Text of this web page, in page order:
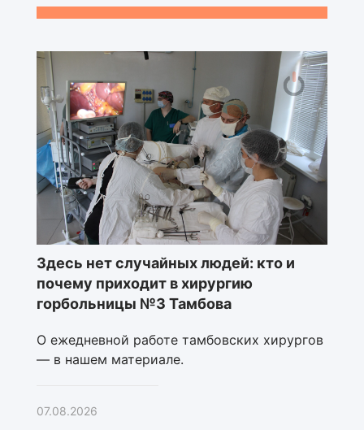
Здесь нет случайных людей: кто и
почему приходит в хирургию
горбольницы №3 Тамбова
О ежедневной работе тамбовских хирургов
— в нашем материале.
07.08.2026